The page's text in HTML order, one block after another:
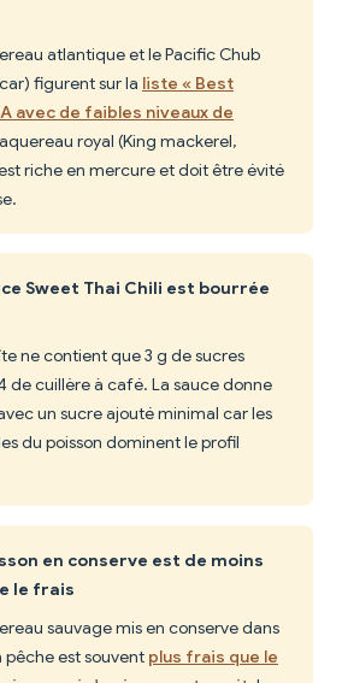
atlantique et le Pacific Chub
figurent sur la liste « Best
avec de faibles niveaux de
royal (King mackerel,
riche en mercure et doit être évité
Sweet Thai Chili est bourrée
ne contient que 3 g de sucres
de cuillère à café. La sauce donne
un sucre ajouté minimal car les
du poisson dominent le profil
en conserve est de moins
le frais
sauvage mis en conserve dans
pêche est souvent plus frais que le